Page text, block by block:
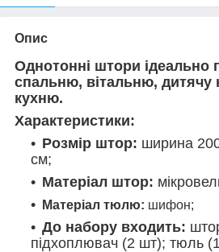
Опис
Однотонні штори ідеально
спальню, вітальню, дитячу
кухню.
Характеристики:
Розмір штор: ширина
см;
Матеріал штор:
Матеріал тюлю: шифон;
До набору входить:
підхоплювач (2 шт); тюль